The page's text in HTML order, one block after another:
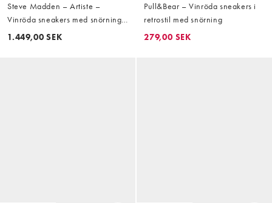
Steve Madden – Artiste –
Vinröda sneakers med snörning i
satin
1.449,00 SEK
Pull&Bear – Vinröda sneakers i
retrostil med snörning
279,00 SEK